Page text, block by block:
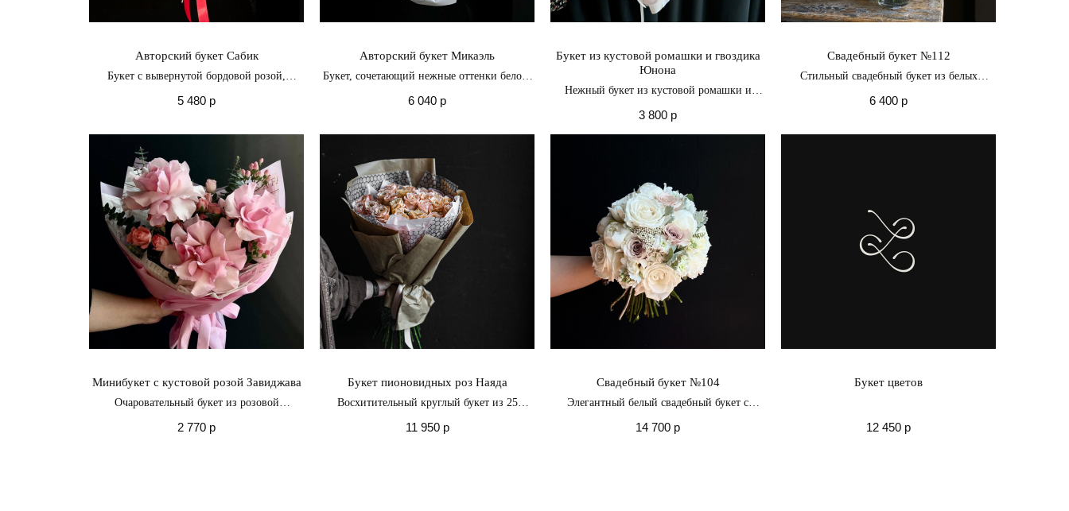
Авторский букет Сабик
Букет с вывернутой бордовой розой,
орхидеей
5 480 р
Авторский букет Микаэль
Букет, сочетающий нежные оттенки белого
нежных мечтаний
6 040 р
Букет из кустовой ромашки и гвоздика
Юнона
Нежный букет из кустовой ромашки и
3 800 р
Свадебный букет №112
Стильный свадебный букет из белых
6 400 р
Минибукет с кустовой розой Завиджава
Очаровательный букет из розовой
веточек эвкалипта
2 770 р
Букет пионовидных роз Наяда
Восхитительный круглый букет из 25
это настоящий ковер феерической
11 950 р
Свадебный букет №104
Элегантный белый свадебный букет с
14 700 р
Букет цветов
12 450 р